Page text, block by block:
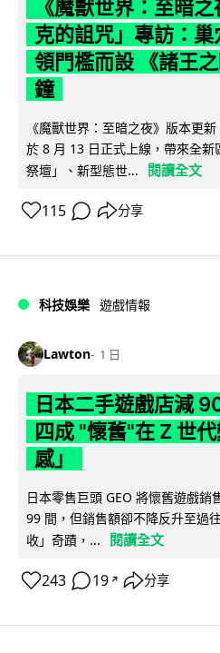
《魔獸世界：至暗
克的詛咒」專訪：
領門檻而設 《諸王
鐘
《魔獸世界：至暗之夜》版本更
於 8 月 13 日正式上線，帶來全
祭壇」、新型態世...
閱讀全文
115 分享
科技娛樂 遊戲情報
Lawton 1 日
日本二手遊戲店減
四成 "懷舊"在 Z 世
感」
日本零售巨頭 GEO 將懷舊遊戲銷
99 間，但銷售額卻不降反升至過
收」奇蹟，...
閱讀全文
243 19 ↗ 分享